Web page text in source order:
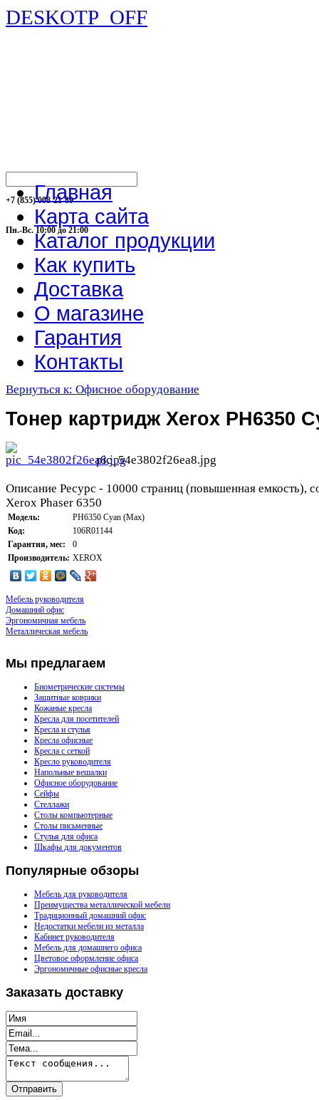
DESKOTP_OFF
+7 (855) 008-21-89
Пн.-Вс. 10:00 до 21:00
Главная
Карта сайта
Каталог продукции
Как купить
Доставка
О магазине
Гарантия
Контакты
Вернуться к: Офисное оборудование
Тонер картридж Xerox PH6350
pic_54e3802f26ea8.jpg
Описание Ресурс - 10000 страниц (повышенная емкость),
Xerox Phaser 6350
Модель:
PH6350 Cyan (Max)
Код:
106R01144
Гарантия, мес:
0
Производитель: XEROX
Мебель руководителя
Домашний офис
Эргономичная мебель
Металлическая мебель
Мы предлагаем
Биометрические системы
Защитные коврики
Кожаные кресла
Кресла для посетителей
Кресла и стулья
Кресла офисные
Кресла с сеткой
Кресло руководителя
Напольные вешалки
Офисное оборудование
Сейфы
Стеллажи
Столы компьютерные
Столы письменные
Стулья для офиса
Шкафы для документов
Популярные обзоры
Мебель для руководителя
Преимущества металлической мебели
Традиционный домашний офис
Недостатки мебели из металла
Кабинет руководителя
Мебель для домашнего офиса
Цветовое оформление офиса
Эргономичные офисные кресла
Заказать доставку